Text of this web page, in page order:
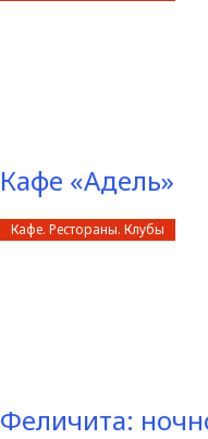
Кафе «Адель»
Кафе. Рестораны. Клубы
Феличита: